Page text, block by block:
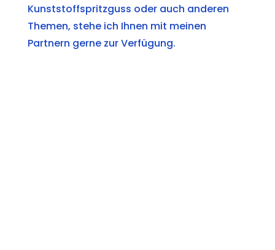
Kunststoffspritzguss oder auch anderen
Themen, stehe ich Ihnen mit meinen
Partnern gerne zur Verfügung.